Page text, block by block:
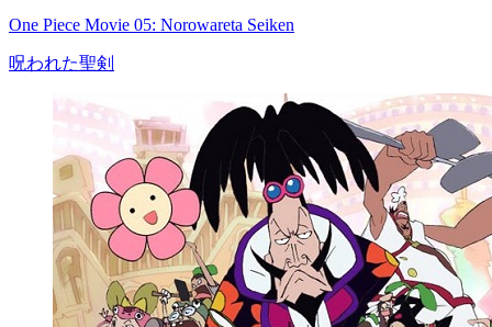
One Piece Movie 05: Norowareta Seiken
呪われた聖剣